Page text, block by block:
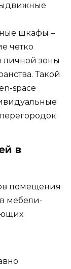
шкафы –
четко
личной зоны
Такой
space
в
помещения
мебели-